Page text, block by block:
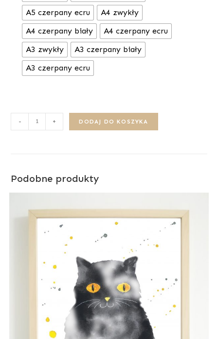
A5 czerpany ecru
A4 zwykły
A4 czerpany biały
A4 czerpany ecru
A3 zwykły
A3 czerpany biały
A3 czerpany ecru
- + DODAJ DO KOSZYKA
Podobne produkty